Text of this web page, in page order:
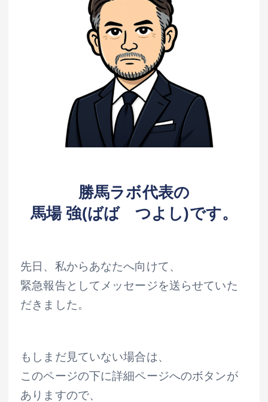
勝馬ラボ代表の
馬場 強(ばば つよし)です。
先日、私からあなたへ向けて、
緊急報告としてメッセージを送らせていた
だきました。
もしまだ見ていない場合は、
このページの下に詳細ページへのボタンが
ありますので、